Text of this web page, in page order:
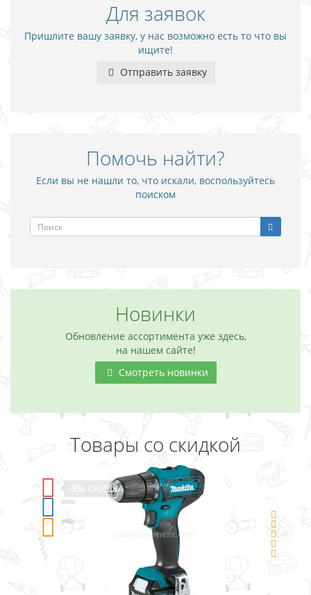
Для заявок
Пришлите вашу заявку, у нас возможно есть то что вы
ищите!
Отправить заявку
Помочь найти?
Если вы не нашли то, что искали, воспользуйтесь
поиском
Новинки
Обновление ассортимента уже здесь,
на нашем сайте!
Смотреть новинки
Товары со скидкой
СКИДКА